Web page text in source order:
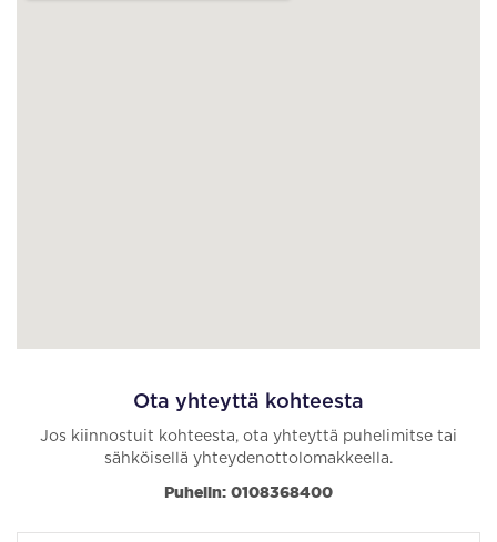
Ota yhteyttä kohteesta
Jos kiinnostuit kohteesta, ota yhteyttä puhelimitse tai
sähköisellä yhteydenottolomakkeella.
Puhelin: 0108368400